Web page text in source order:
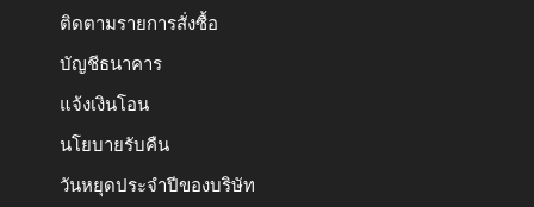
ติดตามรายการสั่งซื้อ
บัญชีธนาคาร
แจ้งเงินโอน
นโยบายรับคืน
วันหยุดประจำปีของบริษัท